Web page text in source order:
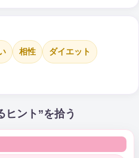
相性 ダイエット
ヒント”を拾う